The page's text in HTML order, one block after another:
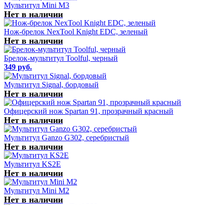
Мультитул Mini M3
Нет в наличии
Нож-брелок NexTool Knight EDC, зеленый
Нет в наличии
Брелок-мультитул Toolful, черный
349 руб.
Мультитул Signal, бордовый
Нет в наличии
Офицерский нож Spartan 91, прозрачный красный
Нет в наличии
Мультитул Ganzo G302, серебристый
Нет в наличии
Мультитул KS2E
Нет в наличии
Мультитул Mini M2
Нет в наличии